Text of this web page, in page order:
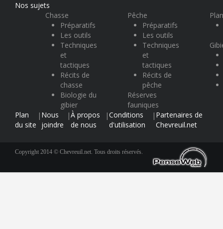
Nos sujets
Chasse
Préparatifs
Les outils
Techniques
et
tactiques
Récits de
chasse
Biologie du
gibier
Pêche
Préparatifs
Les outils
Techniques
et
tactiques
Récits de
pêche
Réserves
fauniques
Plan
du site
| Nous
joindre
|À propos
de nous
|Conditions
d'utilisation
| Partenaires de
Chevreuil.net
Copyright 2014 © Chevreuil.net. Tous droits réservés.